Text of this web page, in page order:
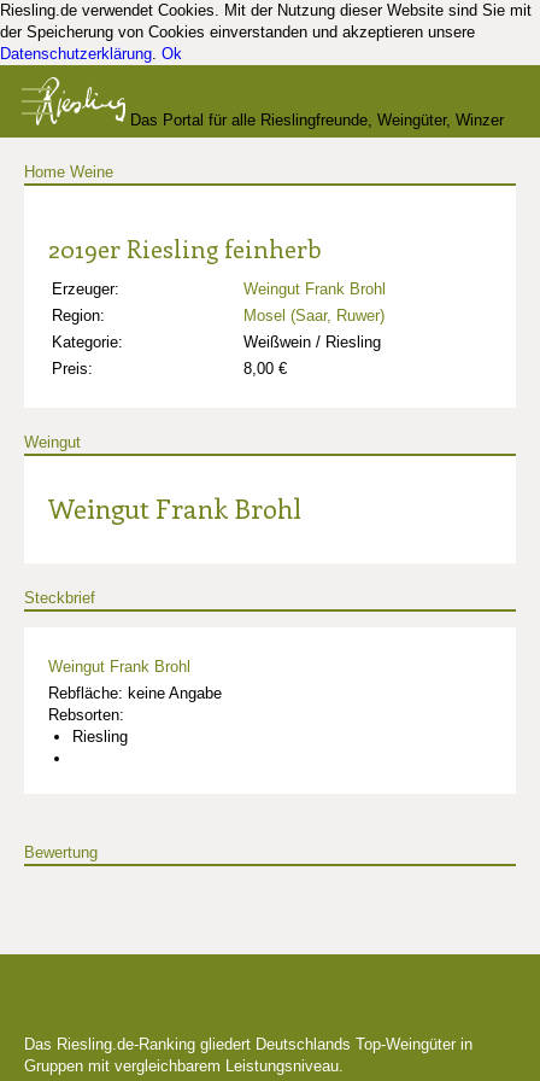
Riesling.de verwendet Cookies. Mit der Nutzung dieser Website sind Sie mit
der Speicherung von Cookies einverstanden und akzeptieren unsere
Datenschutzerklärung. Ok
Das Portal für alle Rieslingfreunde, Weingüter, Winzer
Home Weine
2019er Riesling feinherb
Erzeuger:
Weingut Frank Brohl
Region:
Mosel (Saar, Ruwer)
Kategorie:
Weißwein / Riesling
Preis:
8,00 €
Weingut
Weingut Frank Brohl
Steckbrief
Weingut Frank Brohl
Rebfläche: keine Angabe
Rebsorten:
Riesling
Bewertung
Das Riesling.de-Ranking gliedert Deutschlands Top-Weingüter in
Gruppen mit vergleichbarem Leistungsniveau.